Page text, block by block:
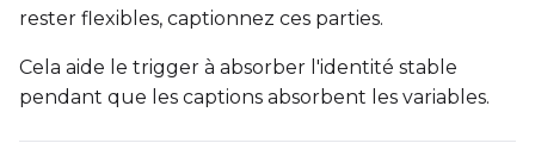
Seed
rester flexibles, captionnez ces parties.
Cela aide le trigger à absorber l'identité stable
pendant que les captions absorbent les variables.